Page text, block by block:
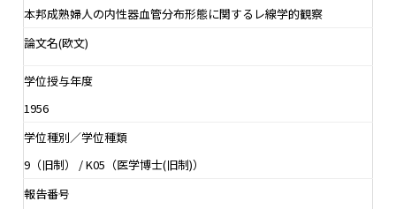
本邦成熟婦人の内性器血管分布形態に関するレ線学的観察
論文名(欧文)
学位授与年度
1956
学位種別／学位種類
9（旧制） / K05（医学博士(旧制)）
報告番号